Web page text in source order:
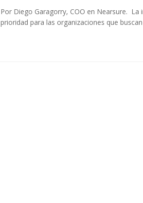
Por Diego Garagorry, COO en Nearsure. La
prioridad para las organizaciones que